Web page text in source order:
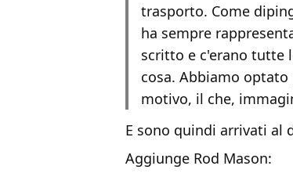
trasporto. Come
ha sempre
scritto e c'erano tutte
cosa. Abbiamo
motivo, il che,
E sono quindi arrivati al
Aggiunge Rod Mason: